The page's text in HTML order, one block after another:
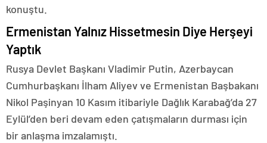
konuştu.
Ermenistan Yalnız Hissetmesin Diye Herşeyi
Yaptık
Rusya Devlet Başkanı Vladimir Putin, Azerbaycan
Cumhurbaşkanı İlham Aliyev ve Ermenistan Başbakanı
Nikol Paşinyan 10 Kasım itibariyle Dağlık Karabağ’da 27
Eylül’den beri devam eden çatışmaların durması için
bir anlaşma imzalamıştı.